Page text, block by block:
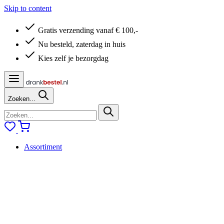
Skip to content
Gratis verzending vanaf € 100,-
Nu besteld, zaterdag in huis
Kies zelf je bezorgdag
Zoeken...
Assortiment